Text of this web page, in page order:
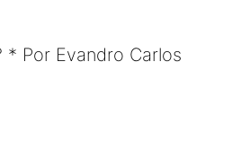
Por Evandro Carlos